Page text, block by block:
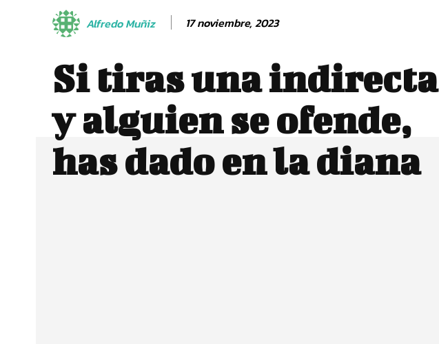
Alfredo Muñiz 17 noviembre, 2023
Si tiras una indirecta
y alguien se ofende,
has dado en la diana